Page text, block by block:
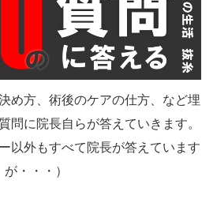
め方、術後のケアの仕方、など埋
問に院長自らが答えていきます。
以外もすべて院長が答えています
が・・・）